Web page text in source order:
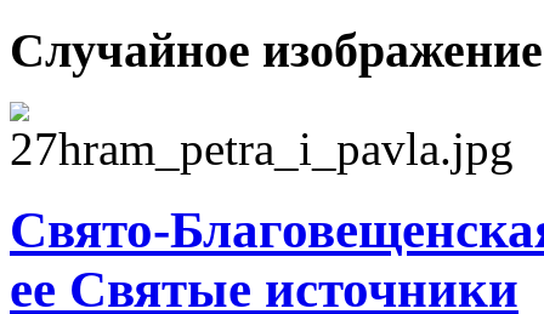
Случайное изображение
Свято-
ее Святые источники